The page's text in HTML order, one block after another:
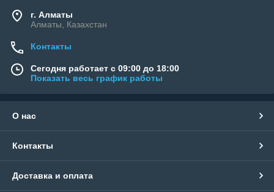
г. Алматы
Алматы, Казахстан
Контакты
Сегодня работает с 09:00 до 18:00
Показать весь график работы
О нас
Контакты
Доставка и оплата